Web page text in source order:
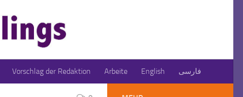
Vorschlag der Redaktion Arbeite English فارسی